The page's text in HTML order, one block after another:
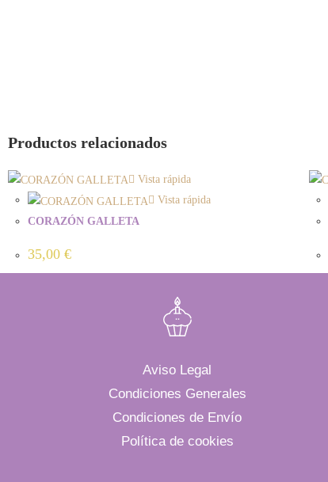
Productos relacionados
Vista rápida
Vista rápida
CORAZÓN GALLETA
35,00 €
Aviso Legal
Condiciones Generales
Condiciones de Envío
Política de cookies